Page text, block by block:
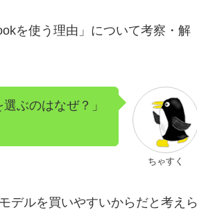
を使う理由」について考察・解
ちゃすく
ぶのはなぜ？」
デルを買いやすいからだと考えら